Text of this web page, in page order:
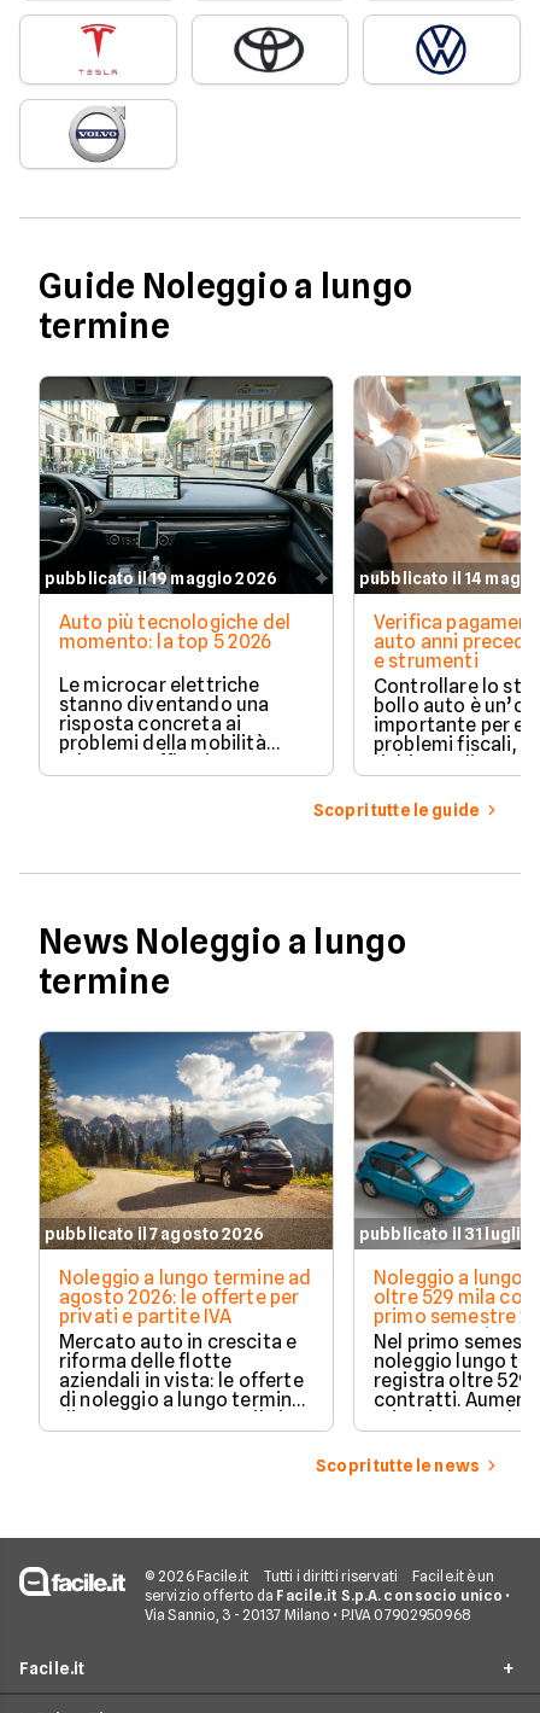
Guide Noleggio a lungo
termine
pubblicato il 19 maggio 2026
Auto più tecnologiche del
momento: la top 5 2026
Le microcar elettriche
stanno diventando una
risposta concreta ai
problemi della mobilità
urbana: traffico intenso,
parcheggi limitati e costi di
pubblicato il 14
Verifica
auto anni
e strumenti
Controllare lo
bollo auto è
importante per
problemi fiscali,
richieste di
inattese.
Scopri tutte le guide
News Noleggio a lungo
termine
pubblicato il 7 agosto 2026
Noleggio a lungo termine ad
agosto 2026: le offerte per
privati e partite IVA
Mercato auto in crescita e
riforma delle flotte
aziendali in vista: le offerte
di noleggio a lungo termine
di agosto 2026 su Facile.it,
per privati e partite IVA.
pubblicato il 31 luglio
Noleggio a lungo
oltre 529 mila
primo semestre
Crescono privati
elettrificate
Nel primo
noleggio lungo
registra oltre 529
contratti.
privati, cresce la
media e
plug-in ed
dati Unrae.
Scopri tutte le news
© 2026 Facile.it Tutti i diritti riservati
Facile.it è un
servizio offerto da Facile.it S.p.A. con socio unico •
Via Sannio, 3 - 20137 Milano • P.IVA 07902950968
Facile.it